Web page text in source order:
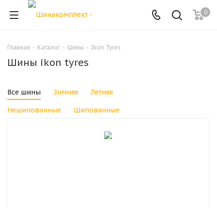
0
Главная - Каталог - Шины - Ikon Tyres
Шины ikon tyres
Все шины Зимняя Летняя
Нешипованные Шипованные